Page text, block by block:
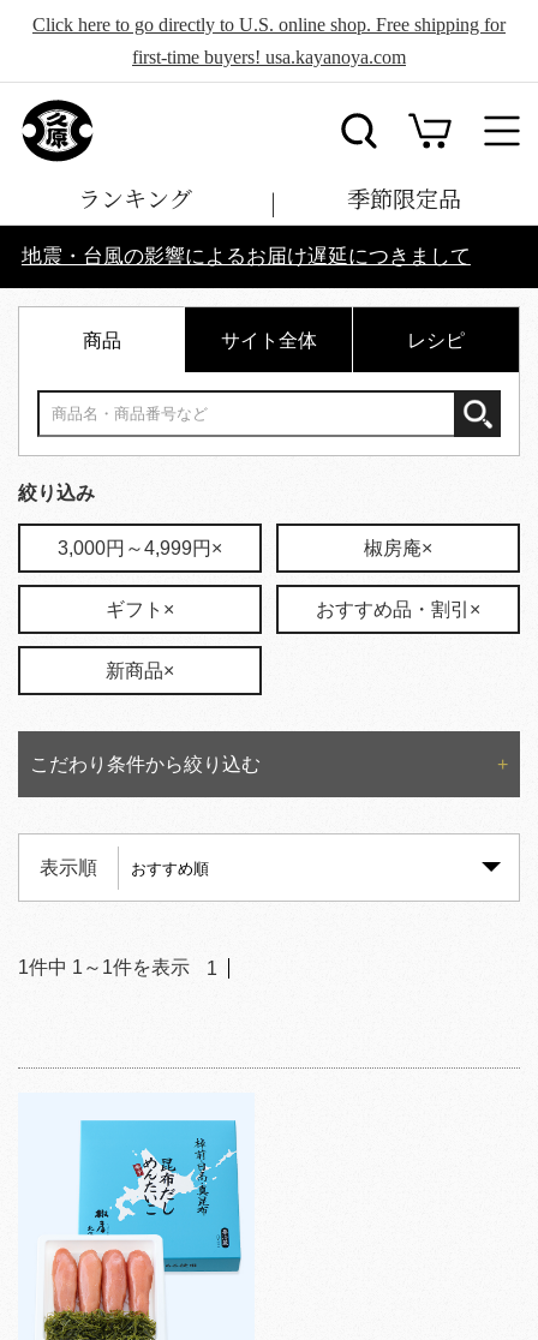
Click here to go directly to U.S. online shop. Free shipping for
first-time buyers! usa.kayanoya.com
ランキング 季節限定品
地震・台風の影響によるお届け遅延につきまして
商品 サイト全体 レシピ
絞り込み
3,000円～4,999円× 椒房庵×
ギフト× おすすめ品・割引×
新商品×
こだわり条件から絞り込む
表示順
1件中 1 ～ 1件を表示 1